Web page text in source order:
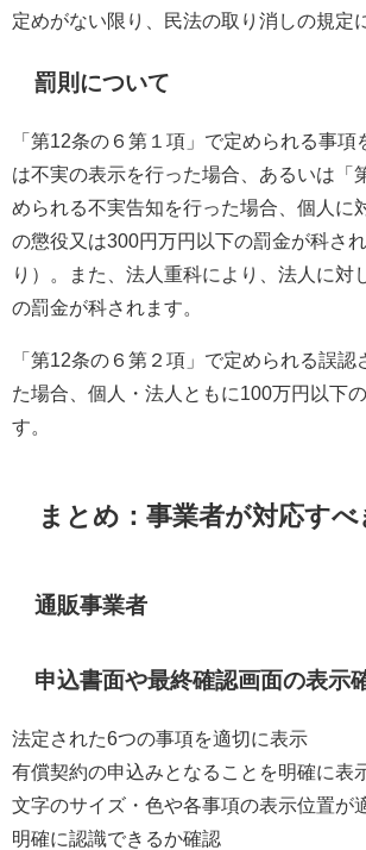
定めがない限り、民法の取り消しの規定
罰則について
「第12条の６第１項」で定められる事項
は不実の表示を行った場合、あるいは「
められる不実告知を行った場合、個人に
の懲役又は300円万円以下の罰金が科さ
り）。また、法人重科により、法人に対
の罰金が科されます。
「第12条の６第２項」で定められる誤認
た場合、個人・法人ともに100万円以下
す。
まとめ：事業者が対応すべ
通販事業者
申込書面や最終確認画面の表示
法定された6つの事項を適切に表示
有償契約の申込みとなることを明確に表
文字のサイズ・色や各事項の表示位置が
明確に認識できるか確認